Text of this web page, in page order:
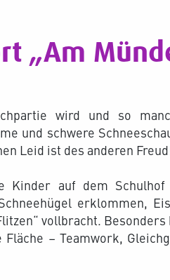
„Am
wird und so
und schwere
Leid ist des anderen
Kinder auf dem
erklommen,
vollbracht.
– Teamwork,